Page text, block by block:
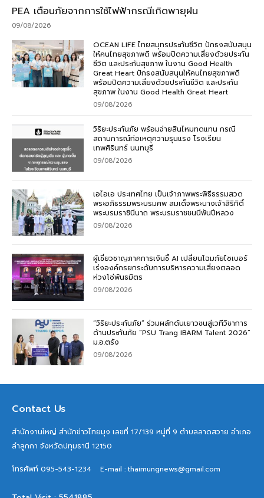
PEA เตือนภัยจากการใช้ไฟฟ้ากรณีเกิดพายุฝน
09/08/2026
OCEAN LIFE ไทยสมุทรประกันชีวิต ปักธงสนับสนุน
ให้คนไทยสุขภาพดี พร้อมปิดความเสี่ยงด้วยประกัน
ชีวิต และประกันสุขภาพ ในงาน Good Health
Great Heart ปักธงสนับสนุนให้คนไทยสุขภาพดี
พร้อมปิดความเสี่ยงด้วยประกันชีวิต และประกัน
สุขภาพ ในงาน Good Health Great Heart
09/08/2026
วิริยะประกันภัย พร้อมจ่ายสินไหมทดแทน กรณี
สถานการณ์ก่อเหตุความรุนแรง โรงเรียน
เทพศิรินทร์ นนทบุรี
09/08/2026
เอไอเอ ประเทศไทย เป็นเจ้าภาพพระพิธีธรรมสวด
พระอภิธรรมพระบรมศพ สมเด็จพระนางเจ้าสิริกิติ์
พระบรมราชินีนาถ พระบรมราชชนนีพันปีหลวง
09/08/2026
ผู้เชี่ยวชาญภาคการเงินชี้ AI เปลี่ยนโฉมภัยไซเบอร์
เร่งองค์กรยกระดับการบริหารความเสี่ยงตลอด
ห่วงโซ่พันธมิตร
09/08/2026
“วิริยะประกันภัย” ร่วมผลักดันเยาวชนสู่เวทีวิชาการ
ด้านประกันภัย “PSU Trang IBARM Talent 2026”
ม.อ.ตรัง
09/08/2026
Contact Us
สำนักงานใหญ่ สำนักข่าวไทยมุง เลขที่ 17/139 หมู่ที่ 9 ตำบลลาดสวาย อำเภอ
ลำลูกกา จังหวัดปทุมธานี 12150
โทรศัพท์ 095-543-1234 E-mail : thaimungnews@gmail.com